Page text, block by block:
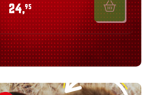
24,95